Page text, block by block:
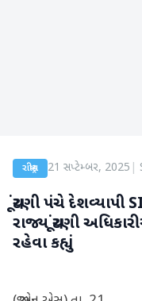
રાષ્ટ્રીય 21 સપ્ટેમ્બર, 2025
ચૂંટણી પંચે દેશવ્યાપી
રાજ્ય ચૂંટણી
રહેવા કહ્યું